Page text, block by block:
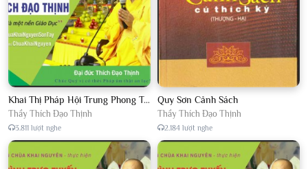
Khai Thị Pháp Hội Trung Phong Tam Thời Hệ Niệm
Thầy Thích Đạo Thịnh
3.811 lượt nghe
Quy Sơn Cảnh Sách
Thầy Thích Đạo Thịnh
2.184 lượt nghe